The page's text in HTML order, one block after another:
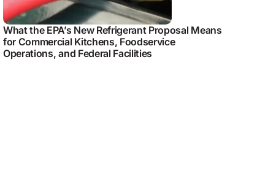
What the EPA’s New Refrigerant Proposal Means
for Commercial Kitchens, Foodservice
Operations, and Federal Facilities